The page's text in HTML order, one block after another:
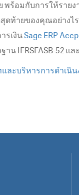
ร้อมกับการให้รายง
ดท้ายของคุณอย่างไร
รเงินSage ERP
IFRSFASB-52 และ
ละบริหารการดำเนิ